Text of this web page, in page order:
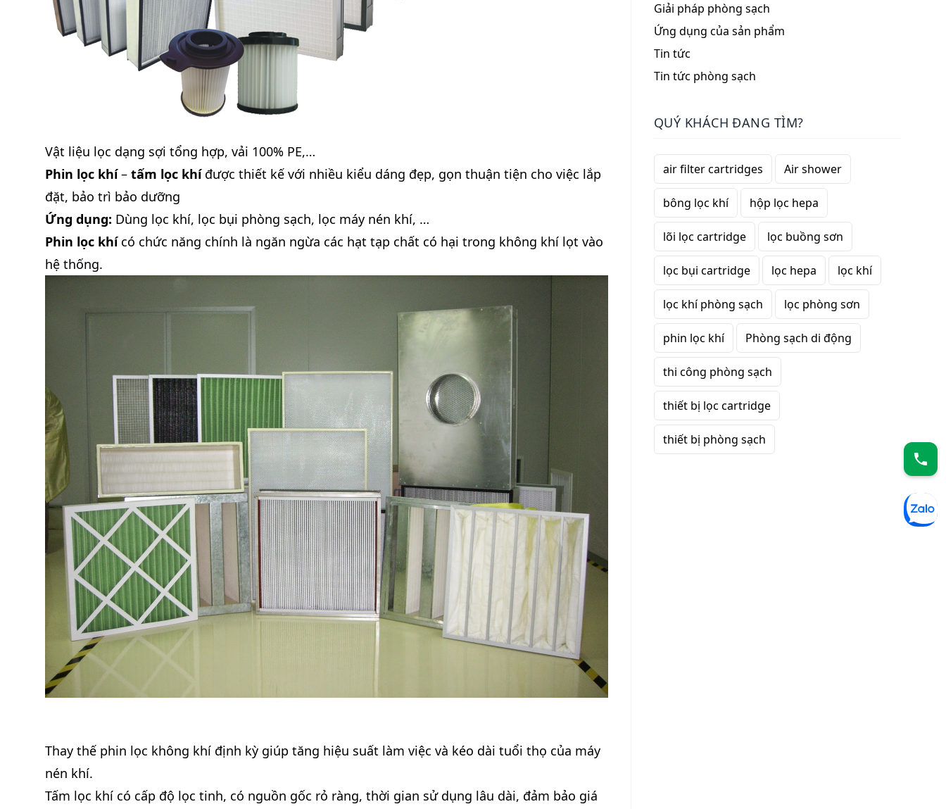
Vật liệu lọc dạng sợi tổng hợp, vải 100% PE,…
Phin lọc khí– tấm lọc khíđược thiết kế với nhiều kiểu dáng đẹp, gọn thuận tiện cho việc lắp
đặt, bảo trì bảo dưỡng
Ứng dụng: Dùng lọc khí, lọc bụi phòng sạch, lọc máy nén khí, …
Phin lọc khícó chức năng chính là ngăn ngừa các hạt tạp chất có hại trong không khí lọt vào
hệ thống.
Thay thế phin lọc không khí định kỳ giúp tăng hiệu suất làm việc và kéo dài tuổi thọ của máy
nén khí.
Tấm lọc khí có cấp độ lọc tinh, có nguồn gốc rỏ ràng, thời gian sử dụng lâu dài, đảm bảo giá
Giải pháp phòng sạch
Ứng dụng của sản phẩm
Tin tức
Tin tức phòng sạch
QUÝ KHÁCH ĐANG TÌM?
air filter cartridges Air shower
bông lọc khí hộp lọc hepa
lõi lọc cartridge lọc buồng sơn
lọc bụi cartridge lọc hepa lọc khí
lọc khí phòng sạch lọc phòng sơn
phin lọc khí Phòng sạch di động
thi công phòng sạch
thiết bị lọc cartridge
thiết bị phòng sạch